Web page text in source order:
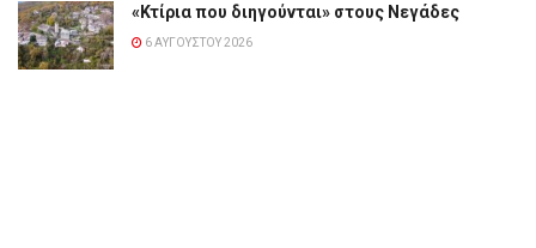
«Κτίρια που διηγούνται» στους Νεγάδες
6 ΑΥΓΟΎΣΤΟΥ 2026